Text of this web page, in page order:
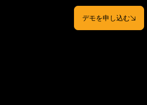
デモを申し込む